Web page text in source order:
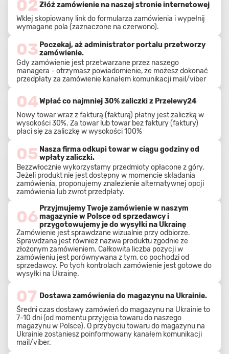
02 Złóż zamówienie na naszej stronie internetowej
Wklej skopiowany link do formularza zamówienia i wypełnij
wymagane pola (zaznaczone na czerwono).
03 Poczekaj, aż administrator portalu przetworzy
zamówienie.
Gdy zamówienie jest przetwarzane przez naszego
managera - otrzymasz powiadomienie, że możesz dokonać
przedpłaty za zamówienie kanałem komunikacji mail/viber
04Wpłać co najmniej 30% zaliczki z Przelewy24
Nowy towar wraz z fakturą (fakturą) płatny jest zaliczką w
wysokości 30%. Za towar lub towar bez faktury (faktury)
płaci się za zaliczkę w wysokości 100%
05 Nasza firma odkupi towar w ciągu godziny od
wpłaty zaliczki.
Bezzwłocznie wykorzystamy przedmioty opłacone z góry.
Jeżeli produkt nie jest dostępny w momencie składania
zamówienia, proponujemy znalezienie alternatywnej opcji
zamówienia lub zwrot przedpłaty.
06 Przyjmujemy Twoje zamówienie w naszym
magazynie w Polsce od sprzedawcy i
przygotowujemy je do wysyłki na Ukrainę
Zamówienie jest sprawdzane wizualnie przy odbiorze.
Sprawdzana jest również nazwa produktu zgodnie ze
złożonym zamówieniem. Całkowita liczba pozycji w
zamówieniu jest porównywana z tym, co pochodzi od
sprzedawcy. Po tych kontrolach zamówienie jest gotowe do
wysyłki na Ukrainę.
07 Dostawa zamówienia do magazynu na Ukrainie.
Średni czas dostawy zamówień do magazynu na Ukrainie to
7-10 dni (od momentu przyjęcia towaru do naszego
magazynu w Polsce). O przybyciu towaru do magazynu na
Ukrainie zostaniesz poinformowany kanałem komunikacji
mail/viber.